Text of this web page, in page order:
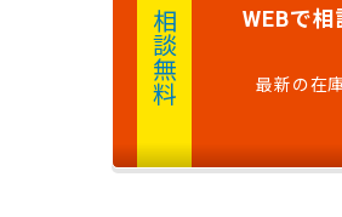
相談無料 WEBで相
最新の在